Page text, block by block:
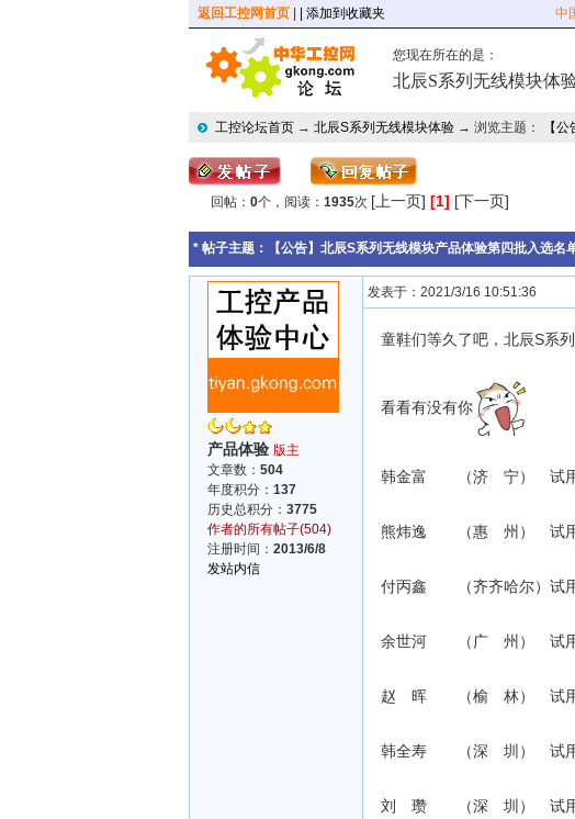
返回工控网首页 | 添加到收藏夹 中
您现在所在的是：
北辰S系列无线模块体
工控论坛首页 → 北辰S系列无线模块体验 → 浏览主题： 【
回帖： 0个，阅读： 1935次 [上一页] [1] [下一页]
* 帖子主题： 【公告】北辰S系列无线模块产品体验第四批入选名
产品体验 版主
文章数： 504
年度积分： 137
历史总积分： 3775
作者的所有帖子(504)
注册时间： 2013/6/8
发站内信
发表于：2021/3/16 10:51:36
童鞋们等久了吧，北辰S系
看看有没有你
韩金富 （济 宁） 试用型
熊炜逸 （惠 州） 试用型
付丙鑫 （齐齐哈尔）试用
余世河 （广 州） 试用型
赵 晖 （榆 林） 试用型
韩全寿 （深 圳） 试用
刘 瓒 （深 圳） 试用型